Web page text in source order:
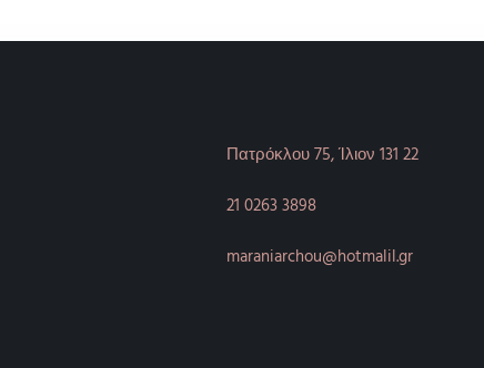
Πατρόκλου 75, Ίλιον 131 22
21 0263 3898
maraniarchou@hotmalil.gr